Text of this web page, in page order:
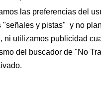
las preferencias del
"señales y pistas" y no
ni utilizamos publicidad
del buscador de "No